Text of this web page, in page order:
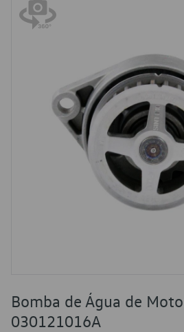
Bomba de Água de
030121016A